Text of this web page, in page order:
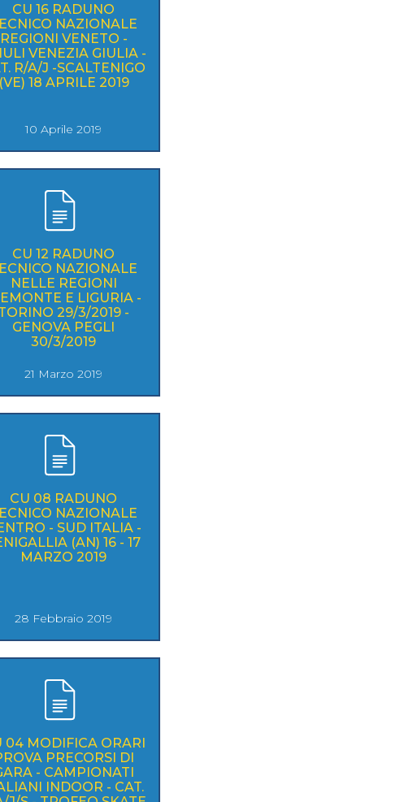
CU 16 RADUNO
NAZIONALE
REGIONI VENETO -
VENEZIA GIULIA -
R/A/J -SCALTENIGO
(VE) 18 APRILE 2019
10 Aprile 2019
CU 12 RADUNO
NAZIONALE
NELLE REGIONI
E LIGURIA -
29/3/2019 -
GENOVA PEGLI
30/3/2019
21 Marzo 2019
CU 08 RADUNO
NAZIONALE
- SUD ITALIA -
(AN) 16 - 17
MARZO 2019
28 Febbraio 2019
04 MODIFICA ORARI
PRECORSI DI
- CAMPIONATI
INDOOR - CAT.